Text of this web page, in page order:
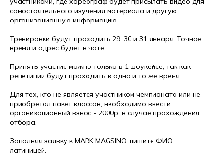
самостоятельного изучения материала и другую
организационную информацию.
Тренировки будут проходить 29, 30 и 31 января. Точное
время и адрес будет в чате.
Принять участие можно только в 1 шоукейсе, так как
репетиции будут проходить в одно и то же время.
Для тех, кто не является участником чемпионата или не
приобретал пакет классов, необходимо внести
организационный взнос - 2000р, в случае прохождения
отбора.
Заполняя заявку к MARK MAGSINO, пишите ФИО
латиницей.